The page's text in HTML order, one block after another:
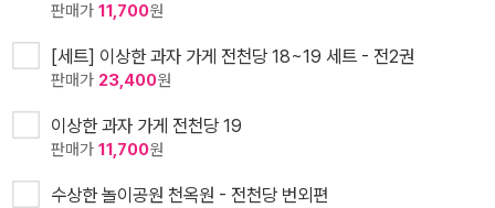
판매가 11,700원
[세트] 이상한 과자 가게 전천당 18~19 세트 - 전2권
판매가 23,400원
이상한 과자 가게 전천당 19
판매가 11,700원
수상한 놀이공원 천옥원 - 전천당 번외편